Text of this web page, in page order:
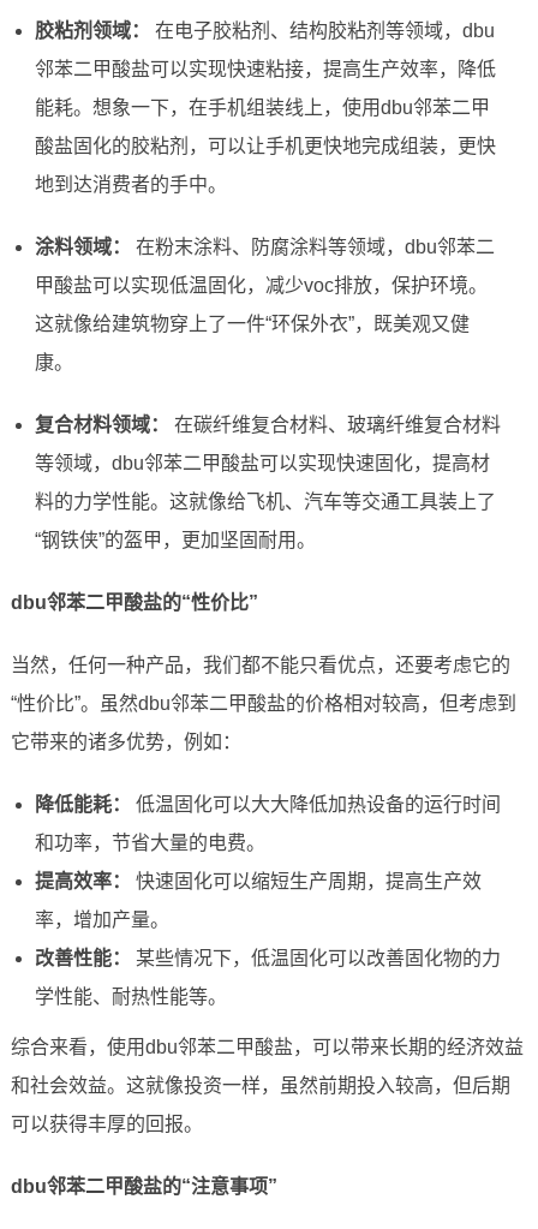
胶粘剂领域：
在电子胶粘剂、结构胶粘剂等领域，dbu
邻苯二甲酸盐可以实现快速粘接，提高生产效率，降低
能耗。想象一下，在手机组装线上，使用dbu邻苯二甲
酸盐固化的胶粘剂，可以让手机更快地完成组装，更快
地到达消费者的手中。
涂料领域：
在粉末涂料、防腐涂料等领域，dbu邻苯二
甲酸盐可以实现低温固化，减少voc排放，保护环境。
这就像给建筑物穿上了一件“环保外衣”，既美观又健
康。
复合材料领域：
在碳纤维复合材料、玻璃纤维复合材料
等领域，dbu邻苯二甲酸盐可以实现快速固化，提高材
料的力学性能。这就像给飞机、汽车等交通工具装上了
“钢铁侠”的盔甲，更加坚固耐用。
dbu邻苯二甲酸盐的“性价比”
当然，任何一种产品，我们都不能只看优点，还要考虑它的
“性价比”。虽然dbu邻苯二甲酸盐的价格相对较高，但考虑到
它带来的诸多优势，例如：
降低能耗：
低温固化可以大大降低加热设备的运行时间
和功率，节省大量的电费。
提高效率：
快速固化可以缩短生产周期，提高生产效
率，增加产量。
改善性能：
某些情况下，低温固化可以改善固化物的力
学性能、耐热性能等。
综合来看，使用dbu邻苯二甲酸盐，可以带来长期的经济效益
和社会效益。这就像投资一样，虽然前期投入较高，但后期
可以获得丰厚的回报。
dbu邻苯二甲酸盐的“注意事项”